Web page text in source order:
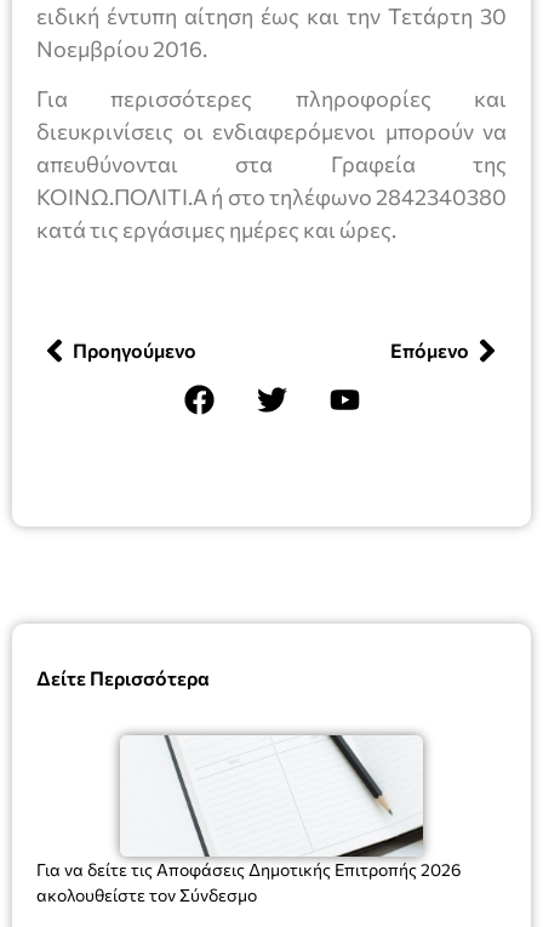
Δείτε Περισσότερα
Για να δείτε τις Αποφάσεις Δημοτικής Επιτροπής 2026
ακολουθείστε τον Σύνδεσμο
ειδική έντυπη αίτηση έως και την Τετάρτη 30
Νοεμβρίου 2016.
Για περισσότερες πληροφορίες και
διευκρινίσεις οι ενδιαφερόμενοι μπορούν να
απευθύνονται στα Γραφεία της
ΚΟΙΝΩ.ΠΟΛΙΤΙ.Α ή στο τηλέφωνο 2842340380
κατά τις εργάσιμες ημέρες και ώρες.
Προηγούμενο Επόμενο